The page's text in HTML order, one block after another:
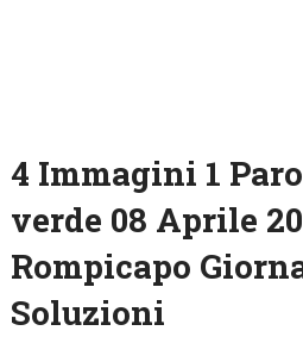
4 Immagini 1
verde 08 Aprile
Rompicapo
Soluzioni